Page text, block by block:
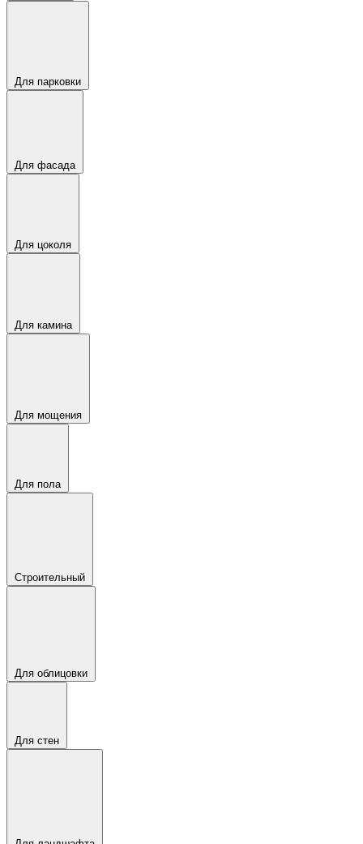
Для парковки
Для фасада
Для цоколя
Для камина
Для мощения
Для пола
Строительный
Для облицовки
Для стен